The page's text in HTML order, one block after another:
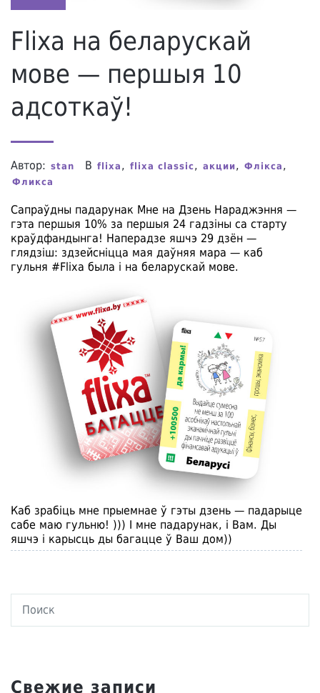
Flixa на беларускай
мове — першыя 10
адсоткаў!
Автор: stan В flixa , flixa classic, акции, Флікса ,
Фликса
Сапраўдны падарунак Мне на Дзень Нараджэння —
гэта першыя 10% за першыя 24 гадзiны са старту
краўдфандынга! Наперадзе яшчэ 29 дзён —
глядзiш: здзейснiцца мая даўняя мара — каб
гульня #Flixa была i на беларускай мове.
Каб зрабiць мне прыемнае ў гэты дзень — падарыце
сабе маю гульню! ))) I мне падарунак, i Вам. Ды
яшчэ i карысць ды багацце ў Ваш дом))
Свежие записи